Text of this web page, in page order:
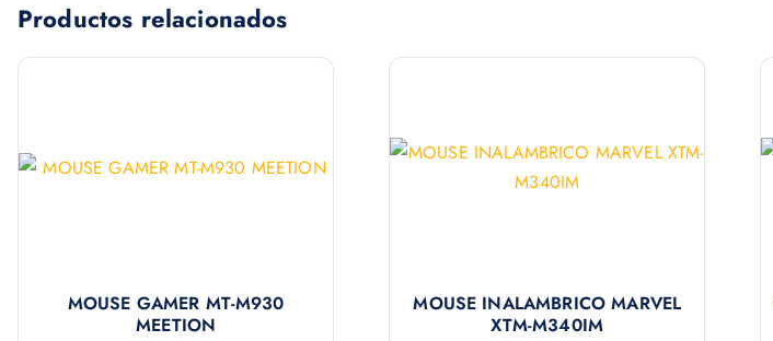
Productos relacionados
MOUSE GAMER MT-M930
MEETION
MOUSE INALAMBRICO MARVEL
XTM-M340IM